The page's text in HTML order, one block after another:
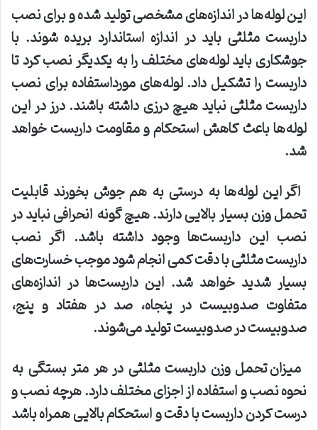
این لوله‌ها در اندازه‌های مشخصی تولید شده و برای نصب
داربست مثلثی باید در اندازه استاندارد بریده شوند. با
جوشکاری باید لوله‌های مختلف را به یکدیگر نصب کرد تا
داربست را تشکیل داد. لوله‌های مورداستفاده برای نصب
داربست مثلثی نباید هیچ درزی داشته باشند. درز در این
لوله‌ها باعث کاهش استحکام و مقاومت داربست خواهد
شد.
اگر این لوله‌ها به درستی به هم جوش بخورند قابلیت
تحمل وزن بسیار بالایی دارند. هیچ گونه انحرافی نباید در
نصب این داربست‌ها وجود داشته باشد. اگر نصب
داربست مثلثی با دقت کمی انجام شود موجب خسارت‌های
بسیار شدید خواهد شد. این داربست‌ها در اندازه‌های
متفاوت صدوبیست در پنجاه، صد در هفتاد و پنج،
صدوبیست در صدوبیست تولید می‌شوند.
میزان تحمل وزن داربست مثلثی در هر متر بستگی به
نحوه نصب و استفاده از اجزای مختلف دارد. هرچه نصب و
درست کردن داربست با دقت و استحکام بالایی همراه باشد